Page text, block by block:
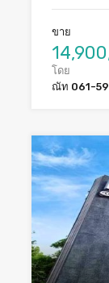
ขาย
โดย
ณัท 061-